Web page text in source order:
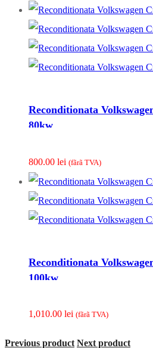
Reconditionata
80kw
800.00 lei (fãrã TVA)
Reconditionata
100kw
1,010.00 lei (fãrã TVA)
Previous product Next product